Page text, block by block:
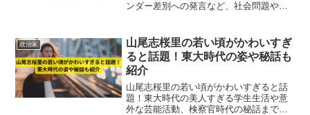
ンダー差別への発言など、社会問題や政
の真相を詳しくまとめています。」
政治家
山尾志桜里の若い頃がかわいすぎ
ると話題！東大時代の姿や秘話も
紹介
山尾志桜里の若い頃がかわいすぎると話
題！東大時代の美人すぎる学生生活や意
外な芸能活動、検察官時代の秘話まで一